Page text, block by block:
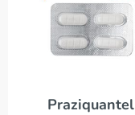
Praziquantel